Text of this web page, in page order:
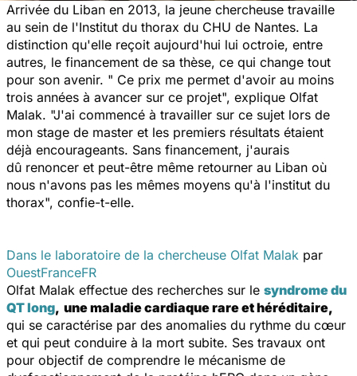
Arrivée du Liban en 2013, la jeune chercheuse travaille
au sein de l'Institut du thorax du CHU de Nantes. La
distinction qu'elle reçoit aujourd'hui lui octroie, entre
autres, le financement de sa thèse, ce qui change tout
pour son avenir. " Ce prix me permet d'avoir au moins
trois années à avancer sur ce projet", explique Olfat
Malak. "J'ai commencé à travailler sur ce sujet lors de
mon stage de master et les premiers résultats étaient
déjà encourageants. Sans financement, j'aurais
dû renoncer et peut-être même retourner au Liban où
nous n'avons pas les mêmes moyens qu'à l'institut du
thorax", confie-t-elle.
Dans le laboratoire de la chercheuse Olfat Malak par
OuestFranceFR
Olfat Malak effectue des recherches sur le syndrome du
QT long, une maladie cardiaque rare et héréditaire,
qui se caractérise par des anomalies du rythme du cœur
et qui peut conduire à la mort subite. Ses travaux ont
pour objectif de comprendre le mécanisme de